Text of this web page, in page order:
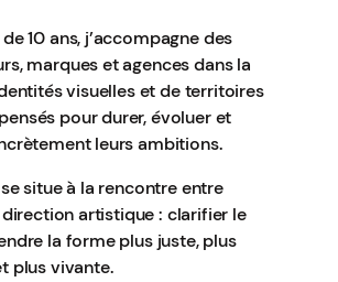
10 ans, j’accompagne des
marques et agences dans la
visuelles et de territoires
pour durer, évoluer et
leurs ambitions.
situe à la rencontre entre
artistique : clarifier le
la forme plus juste, plus
plus vivante.